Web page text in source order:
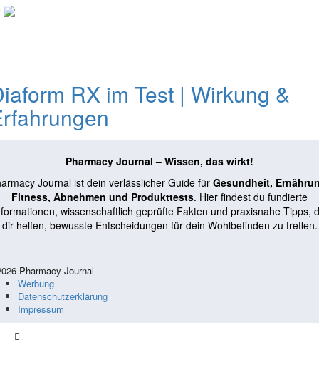
RX im Test | Wirkung &
Pharmacy Journal – Wissen, das wirkt!
Journal ist dein verlässlicher Guide für Gesundheit,
Fitness, Abnehmen und Produkttests. Hier findest du fundierte
wissenschaftlich geprüfte Fakten und praxisnahe Tipps,
dir helfen, bewusste Entscheidungen für dein Wohlbefinden zu treffen.
Pharmacy Journal
Werbung
Datenschutzerklärung
Impressum